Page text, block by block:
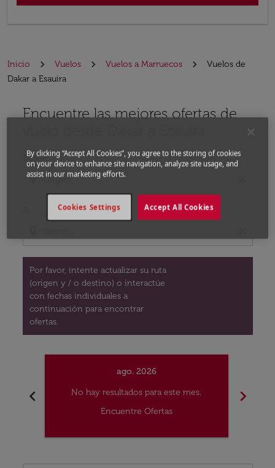
Inicio Vuelos Vuelos a Marruecos
Vuelos de
Dakar a Esauira
Encuentre las mejores ofertas de
Desde
location_on
Por favor, intente actualizar su ruta
(origen y / o destino) o interactúe
con fechas individuales a
continuación para encontrar
ofertas.
Por favor, intente actualizar su ruta (origen y / o
chevron_left
ago. 2026
No hay resultados para este mes.
Encuentre Ofertas
chevron_right
By clicking “Accept All Cookies”, you agree to the storing of cookies
on your device to enhance site navigation, analyze site usage, and
assist in our marketing efforts.
Accept All Cookies
Cookies Settings